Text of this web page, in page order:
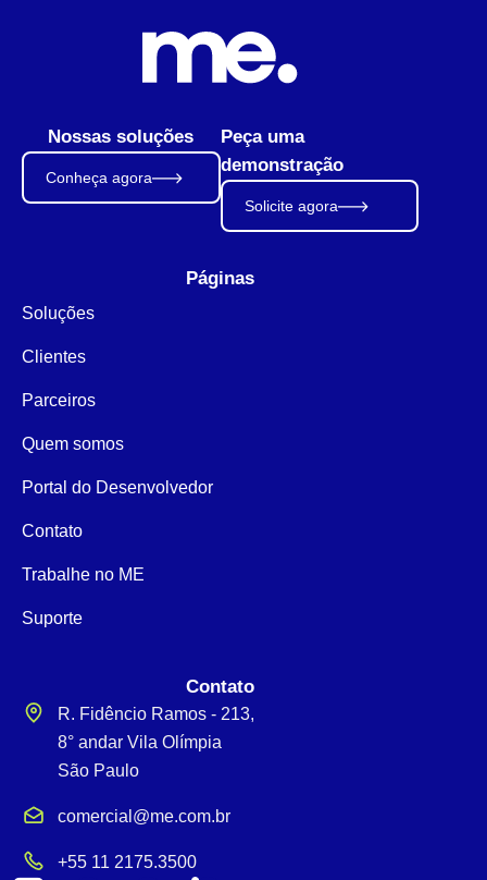
Nossas soluções
Conheça agora
Peça uma
demonstração
Solicite agora
Páginas
Soluções
Clientes
Parceiros
Quem somos
Portal do Desenvolvedor
Contato
Trabalhe no ME
Suporte
Contato
R. Fidêncio Ramos - 213,
8° andar Vila Olímpia
São Paulo
comercial@me.com.br
+55 11 2175.3500